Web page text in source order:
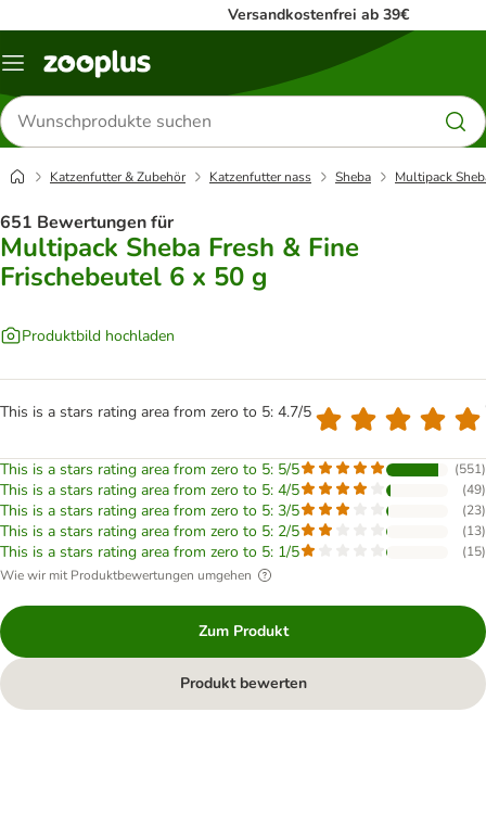
Versandkostenfrei ab 39€
Menü
Produkte
suchen
Katzenfutter & Zubehör Katzenfutter nass Sheba Multipack
651 Bewertungen für
Multipack Sheba Fresh & Fine
Frischebeutel 6 x 50 g
Produktbild hochladen
This is a stars rating area from zero to 5: 4.7/5
This is a stars rating area from zero to 5: 5/5 (551)
This is a stars rating area from zero to 5: 4/5 (49)
This is a stars rating area from zero to 5: 3/5 (23)
This is a stars rating area from zero to 5: 2/5 (13)
This is a stars rating area from zero to 5: 1/5 (15)
Wie wir mit Produktbewertungen umgehen
Zum Produkt
Produkt bewerten